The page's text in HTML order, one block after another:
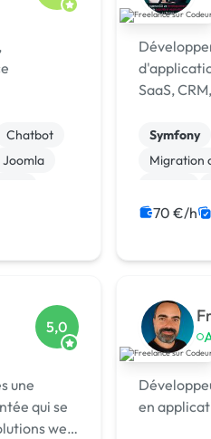
Chatbot
Joomla
d'applications
SaaS,
Symfony
Migration
JavaScript
70 €/h
5,0
une
qui se
web
en